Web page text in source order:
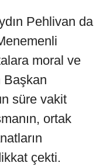
Pehlivan da
moral ve
Başkan
süre vakit
ortak
çekti.